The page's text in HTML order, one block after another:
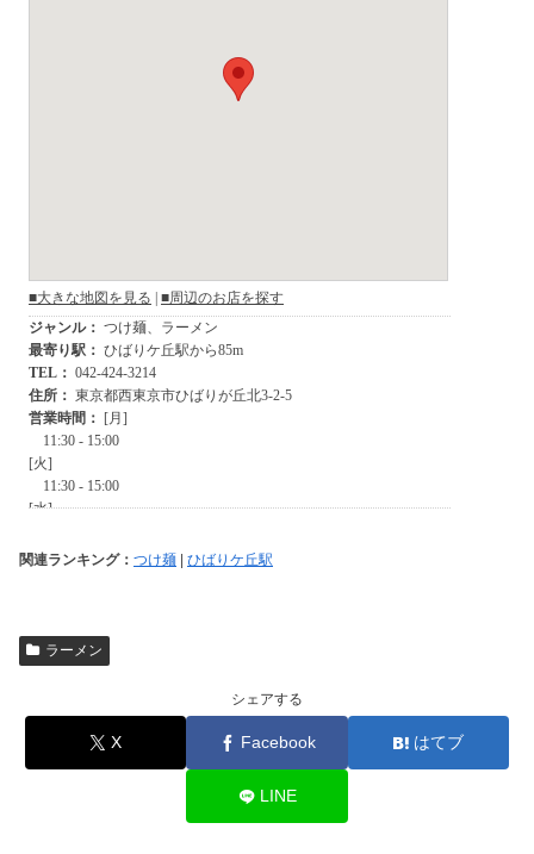
関連ランキング： つけ麺 | ひばりケ丘駅
ラーメン
シェアする
X Facebook はてブ
LINE